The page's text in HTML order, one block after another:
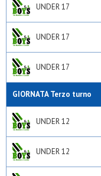
UNDER 17
UNDER 17
UNDER 17
GIORNATA Terzo turno
UNDER 12
UNDER 12